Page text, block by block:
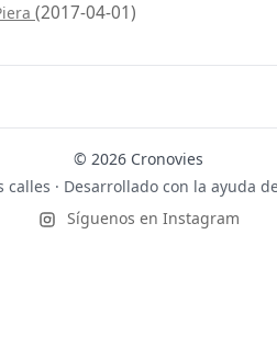
(2017-04-01)
© 2026 Cronovies
calles · Desarrollado con la ayuda
Síguenos en Instagram